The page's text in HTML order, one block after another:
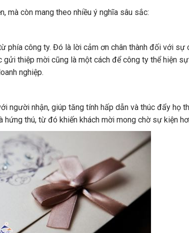
mà còn mang theo nhiều ý nghĩa sâu sắc:
công ty. Đó là lời cảm ơn chân thành đối với sự
thiệp mời cũng là một cách để công ty thể hiện
nghiệp.
người nhận, giúp tăng tính hấp dẫn và thúc đẩy họ
thú, từ đó khiến khách mời mong chờ sự kiện